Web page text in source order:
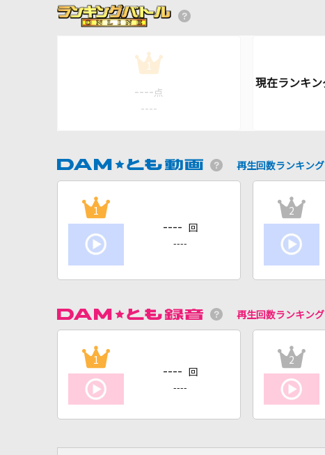
1
---- 点
----
再生回数ランキング
1
---- 回
----
2
再生回数ランキング
1
---- 回
----
2